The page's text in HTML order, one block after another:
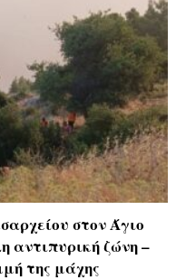
στον Άγιο
αντιπυρική ζώνη –
της μάχης